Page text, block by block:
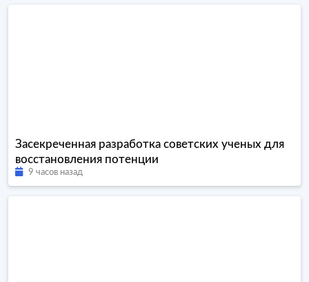
Засекреченная разработка советских ученых для
восстановления потенции
9 часов назад